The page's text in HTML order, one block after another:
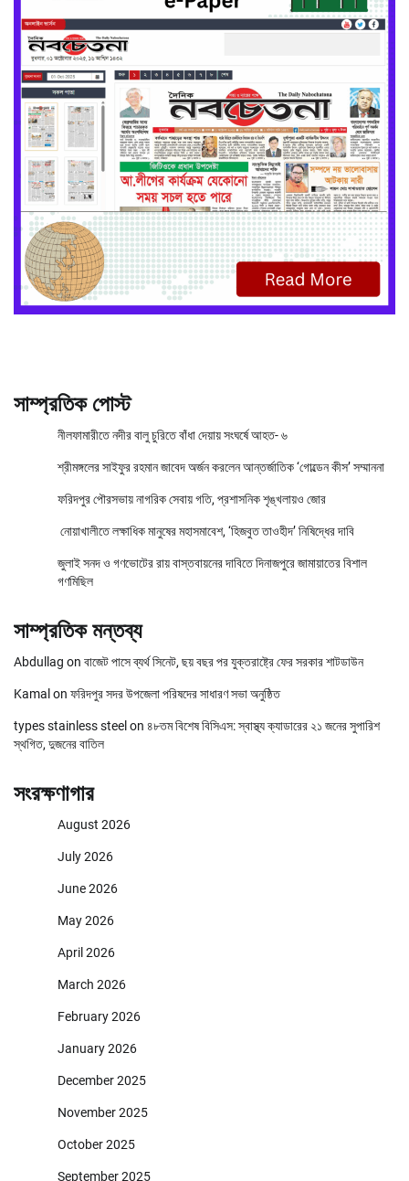
সাম্প্রতিক পোস্ট
নীলফামারীতে নদীর বালু চুরিতে বাঁধা দেয়ায় সংঘর্ষে আহত- ৬
শ্রীমঙ্গলের সাইফুর রহমান জাবেদ অর্জন করলেন আন্তর্জাতিক ‘গোল্ডেন কীস’ সম্মাননা
ফরিদপুর পৌরসভায় নাগরিক সেবায় গতি, প্রশাসনিক শৃঙ্খলায়ও জোর
নোয়াখালীতে লক্ষাধিক মানুষের মহাসমাবেশ, ‘হিজবুত তাওহীদ’ নিষিদ্ধের দাবি
জুলাই সনদ ও গণভোটের রায় বাস্তবায়নের দাবিতে দিনাজপুরে জামায়াতের বিশাল
গণমিছিল
সাম্প্রতিক মন্তব্য
Abdullag on বাজেট পাসে ব্যর্থ সিনেট, ছয় বছর পর যুক্তরাষ্ট্রে ফের সরকার শাটডাউন
Kamal on ফরিদপুর সদর উপজেলা পরিষদের সাধারণ সভা অনুষ্ঠিত
types stainless steel on ৪৮তম বিশেষ বিসিএস: স্বাস্থ্য ক্যাডারের ২১ জনের সুপারিশ
স্থগিত, দুজনের বাতিল
সংরক্ষণাগার
August 2026
July 2026
June 2026
May 2026
April 2026
March 2026
February 2026
January 2026
December 2025
November 2025
October 2025
September 2025